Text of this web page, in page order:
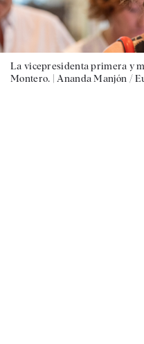
La vicepresidenta primera y
Montero. | Ananda Manjón /